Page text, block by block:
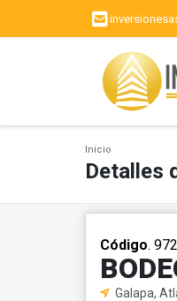
Inicio
Detalles
Código.
Galapa,